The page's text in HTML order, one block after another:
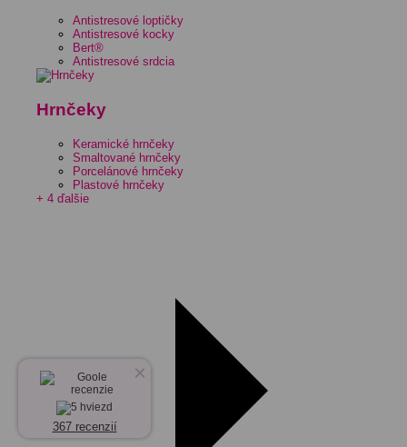
Antistresové loptičky
Antistresové kocky
Bert®
Antistresové srdcia
Hrnčeky
Keramické hrnčeky
Smaltované hrnčeky
Porcelánové hrnčeky
Plastové hrnčeky
+ 4 ďalšie
×
367 recenzií